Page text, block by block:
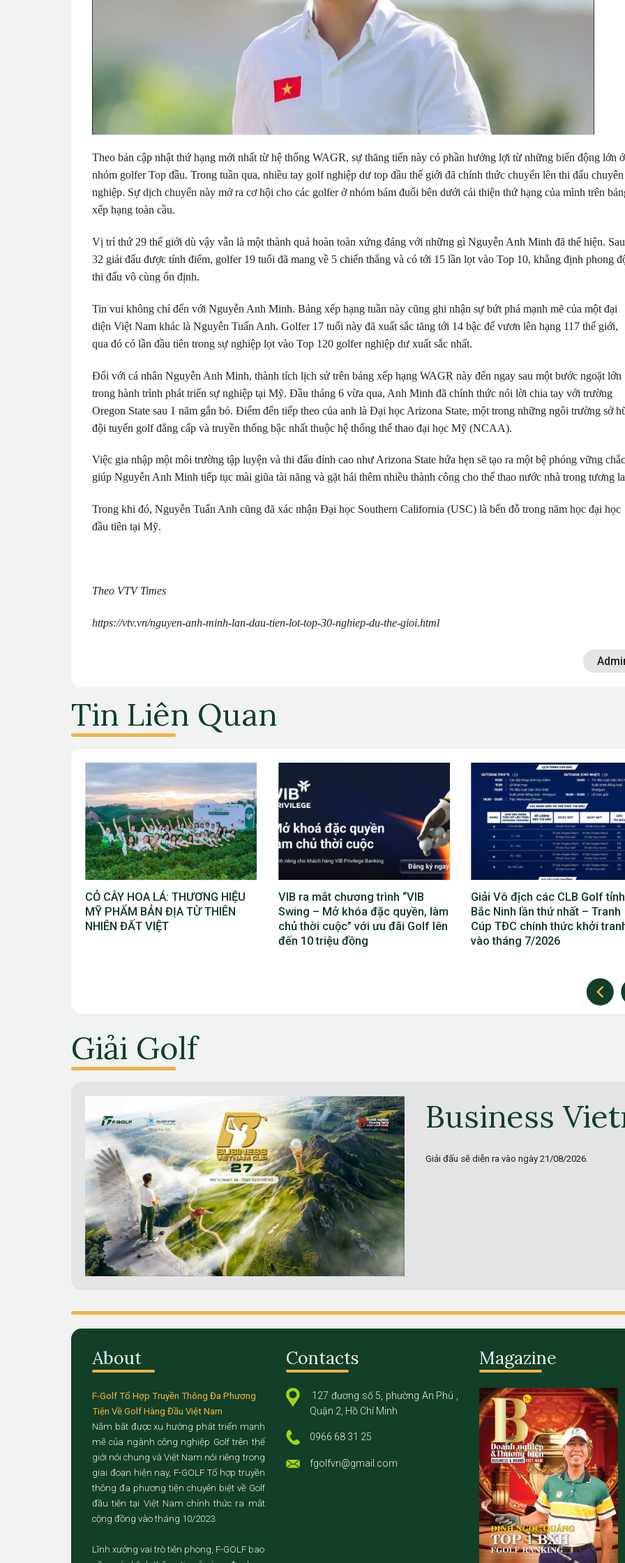
Theo bản cập nhật thứ hạng mới nhất từ hệ thống WAGR, sự thăng tiến này có phần hưởng lợi từ những biến động lớn ở
nhóm golfer Top đầu. Trong tuần qua, nhiều tay golf nghiệp dư top đầu thế giới đã chính thức chuyển lên thi đấu chuyên
nghiệp. Sự dịch chuyển này mở ra cơ hội cho các golfer ở nhóm bám đuổi bên dưới cải thiện thứ hạng của mình trên
xếp hạng toàn cầu.
Vị trí thứ 29 thế giới dù vậy vẫn là một thành quả hoàn toàn xứng đáng với những gì Nguyễn Anh Minh đã thể hiện. Sau
32 giải đấu được tính điểm, golfer 19 tuổi đã mang về 5 chiến thắng và có tới 15 lần lọt vào Top 10, khẳng định phong
thi đấu vô cùng ổn định.
Tin vui không chỉ đến với Nguyễn Anh Minh. Bảng xếp hạng tuần này cũng ghi nhận sự bứt phá mạnh mẽ của một đại
diện Việt Nam khác là Nguyễn Tuấn Anh. Golfer 17 tuổi này đã xuất sắc tăng tới 14 bậc để vươn lên hạng 117 thế giới,
qua đó có lần đầu tiên trong sự nghiệp lọt vào Top 120 golfer nghiệp dư xuất sắc nhất.
Đối với cá nhân Nguyễn Anh Minh, thành tích lịch sử trên bảng xếp hạng WAGR này đến ngay sau một bước ngoặt lớn
trong hành trình phát triển sự nghiệp tại Mỹ. Đầu tháng 6 vừa qua, Anh Minh đã chính thức nói lời chia tay với trường
Oregon State sau 1 năm gắn bó. Điểm đến tiếp theo của anh là Đại học Arizona State, một trong những ngôi trường sở
đội tuyển golf đẳng cấp và truyền thống bậc nhất thuộc hệ thống thể thao đại học Mỹ (NCAA).
Việc gia nhập một môi trường tập luyện và thi đấu đỉnh cao như Arizona State hứa hẹn sẽ tạo ra một bệ phóng vững
giúp Nguyễn Anh Minh tiếp tục mài giũa tài năng và gặt hái thêm nhiều thành công cho thể thao nước nhà trong tương
Trong khi đó, Nguyễn Tuấn Anh cũng đã xác nhận Đại học Southern California (USC) là bến đỗ trong năm học đại học
đầu tiên tại Mỹ.
Theo VTV Times
https://vtv.vn/nguyen-anh-minh-lan-dau-tien-lot-top-30-nghiep-du-the-gioi.html
Tin Liên Quan
VIB ra mắt chương trình “VIB
Swing – Mở khóa đặc quyền, làm
chủ thời cuộc” với ưu đãi Golf lên
Giải Vô địch các CLB Golf tỉnh
Bắc Ninh lần thứ nhất – Tranh
Cúp TĐC chính thức khởi tranh
vào tháng 7/2026
Lộ diện bộ máy điều hành Giải
địch các CLB Golf tỉnh Bắc
lần thứ nhất
Giải Golf
Business
Giải đấu sẽ diễn ra vào ngày 21/08/2026.
About
F-Golf Tổ Hợp Truyền Thông Đa Phương
Tiện Về Golf Hàng Đầu Việt Nam
Nắm bắt được xu hướng phát triển mạnh
mẽ của ngành công nghiệp Golf trên thế
giới nói chung và Việt Nam nói riêng trong
giai đoạn hiện nay, F-GOLF Tổ hợp truyền
thông đa phương tiện chuyên biệt về Golf
đầu tiên tại Việt Nam chính thức ra mắt
cộng đồng vào tháng 10/2023.
Lĩnh xướng vai trò tiên phong, F-GOLF bao
Contacts
127 đương số 5, phường An Phú ,
Quận 2, Hồ Chí Minh
0966 68 31 25
fgolfvn@gmail.com
Magazine